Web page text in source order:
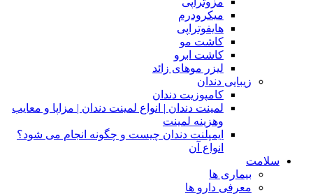
میکرودرم
هایفوتراپی
کاشت مو
کاشت ابرو
لیزر موهای زائد
زیبایی دندان
کامپوزیت دندان
لمینت دندان | انواع لمینت دندان | مزاپا و معایب
وهزینه لمینت
ایمپلنت دندان چیست و چگونه انجام می شود؟
انواع آن
سلامت
بیماری ها
معرفی دارو ها